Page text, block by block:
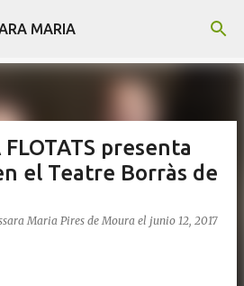
principal
MARIA
FLOTATS presenta
el Teatre Borràs de
Maria Pires de Moura el junio 12, 2017